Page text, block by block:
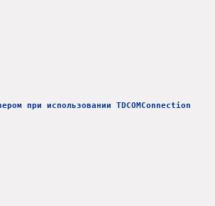
при использовании TDCOMConnection